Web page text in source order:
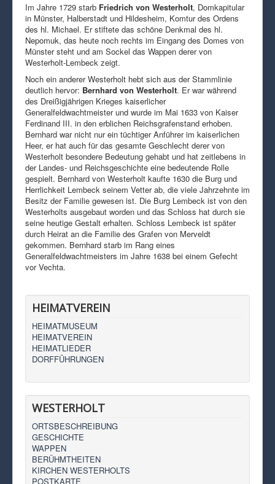
Im Jahre 1729 starb Friedrich von Westerholt, Domkapitular
in Münster, Halberstadt und Hildesheim, Komtur des Ordens
des hl. Michael. Er stiftete das schöne Denkmal des hl.
Nepomuk, das heute noch rechts im Eingang des Domes von
Münster steht und am Sockel das Wappen derer von
Westerholt-Lembeck zeigt.
Noch ein anderer Westerholt hebt sich aus der Stammlinie
deutlich hervor: Bernhard von Westerholt. Er war während
des Dreißigjährigen Krieges kaiserlicher
Generalfeldwachtmeister und wurde im Mai 1633 von Kaiser
Ferdinand III. in den erblichen Reichsgrafenstand erhoben.
Bernhard war nicht nur ein tüchtiger Anführer im kaiserlichen
Heer, er hat auch für das gesamte Geschlecht derer von
Westerholt besondere Bedeutung gehabt und hat zeitlebens in
der Landes- und Reichsgeschichte eine bedeutende Rolle
gespielt. Bernhard von Westerholt kaufte 1630 die Burg und
Herrlichkeit Lembeck seinem Vetter ab, die viele Jahrzehnte im
Besitz der Familie gewesen ist. Die Burg Lembeck ist von den
Westerholts ausgebaut worden und das Schloss hat durch sie
seine heutige Gestalt erhalten. Schloss Lembeck ist später
durch Heirat an die Familie des Grafen von Merveldt
gekommen. Bernhard starb im Rang eines
Generalfeldwachtmeisters im Jahre 1638 bei einem Gefecht
vor Vechta.
HEIMATVEREIN
HEIMATMUSEUM
HEIMATVEREIN
HEIMATLIEDER
DORFFÜHRUNGEN
WESTERHOLT
ORTSBESCHREIBUNG
GESCHICHTE
WAPPEN
BERÜHMTHEITEN
KIRCHEN WESTERHOLTS
POSTKARTE